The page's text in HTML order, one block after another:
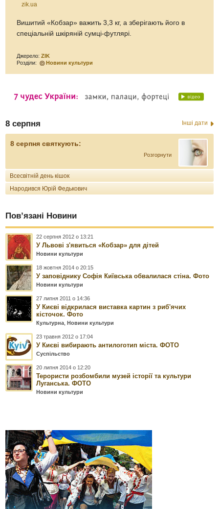
zik.ua
Вишитий «Кобзар» важить 3,3 кг, а зберігають його в
спеціальній шкіряній сумці-футлярі.
Джерело:ZIK
Розділи:
Новини культури
8 серпня Інші дати
8 серпня святкують:
Розгорнути
Всесвітній день кішок
Народився Юрій Федькович
Пов’язані Новини
22 серпня 2012 о 13:21
У Львові з'явиться «Кобзар» для дітей
Новини культури
18 жовтня 2014 о 20:15
У заповіднику Софія Київська обвалилася стіна. Фото
Новини культури
27 липня 2011 о 14:36
У Києві відкрилася виставка картин з риб'ячих
кісточок. Фото
Культурна ,Новини культури
23 травня 2012 о 17:04
У Києві вибирають антилоготип міста. ФОТО
Суспільство
20 липня 2014 о 12:20
Терористи розбомбили музей історії та культури
Луганська. ФОТО
Новини культури